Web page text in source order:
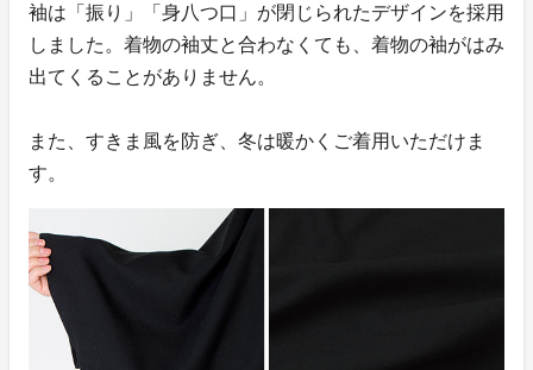
袖は「振り」「身八つ口」が閉じられたデザインを採用
しました。着物の袖丈と合わなくても、着物の袖がはみ
出てくることがありません。
また、すきま風を防ぎ、冬は暖かくご着用いただけま
す。